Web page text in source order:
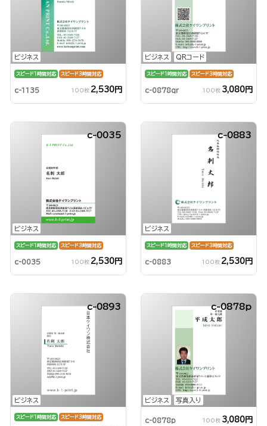
ビジネス
スピード1時間対応 スピード3時間対応
c-1135 100枚 2,530円
ビジネス QRコード
スピード1時間対応 スピード3時間対応
c-0878qr 100枚 3,080円
ビジネス
c-0035
スピード1時間対応 スピード3時間対応
c-0035 100枚 2,530円
ビジネス
c-0883
スピード1時間対応 スピード3時間対応
c-0883 100枚 2,530円
ビジネス
c-0893
スピード1時間対応 スピード3時間対応
ビジネス 写真入り
c-0878p
c-0878p 100枚 3,080円